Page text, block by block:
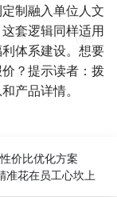
制融入单位人文
套逻辑同样适用
体系建设。想要
？提示读者：拨
产品详情。
价比优化方案
准花在员工心坎上